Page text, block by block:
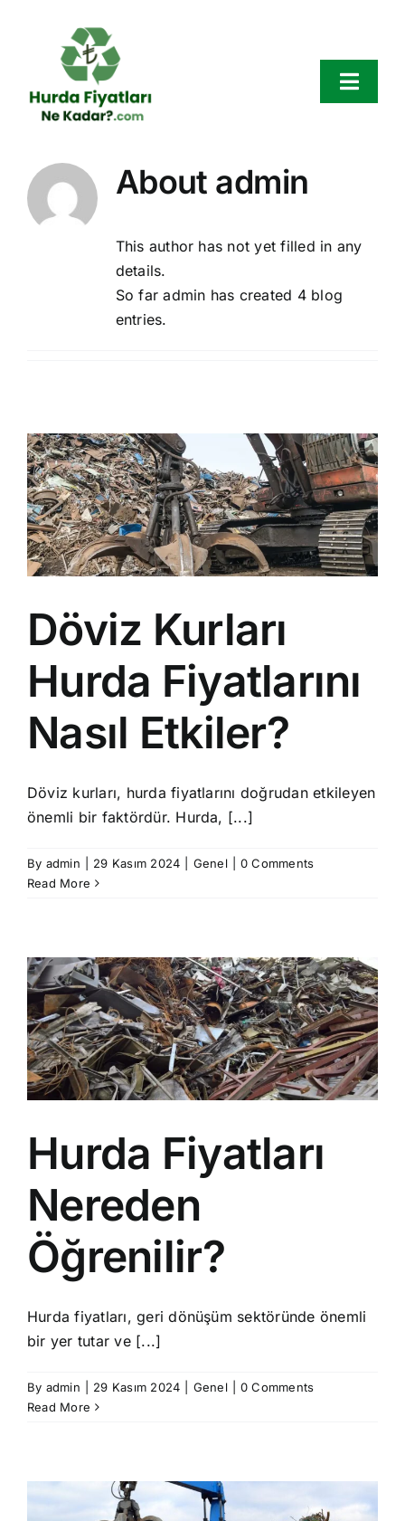
Hurda Fiyatları
Hurda Çeşitleri
İletişim
About admin
This author has not yet filled in any
details.
So far admin has created 4 blog
entries.
Döviz Kurları
Hurda Fiyatlarını
Nasıl Etkiler?
Döviz kurları, hurda fiyatlarını doğrudan etkileyen
önemli bir faktördür. Hurda, [...]
By admin 29 Kasım 2024 Genel
0 Comments
Read More
Hurda Fiyatları
Nereden
Öğrenilir?
Hurda fiyatları, geri dönüşüm sektöründe önemli
bir yer tutar ve [...]
By admin 29 Kasım 2024 Genel
0 Comments
Read More